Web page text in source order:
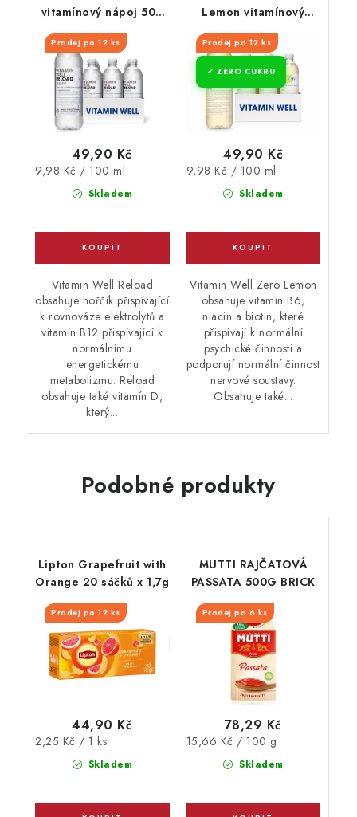
vitamínový nápoj 500
Prodej po 12 ks
Skladem
49,90 Kč
Měrná
9,98 Kč / 100 ml
Vitamin Well Reload
obsahuje hořčík přispívající
k rovnováze elektrolytů a
vitamín B12 přispívající k
normálnímu
energetickému
metabolizmu. Reload
obsahuje také vitamín D,
který...
Lemon vitamínový
Prodej po 12 ks
ZERO CUKRU
Skladem
49,90 Kč
Měrná
9,98 Kč / 100 ml
Vitamin Well Zero Lemon
obsahuje vitamin B6,
niacin a biotin, které
přispívají k normální
psychické činnosti a
podporují normální činnost
nervové soustavy.
Obsahuje také...
Podobné produkty
Lipton Grapefruit with
Orange 20 sáčků x 1,7g
Prodej po 12 ks
Skladem
44,90 Kč
Měrná
2,25 Kč / 1 ks
MUTTI RAJČATOVÁ
PASSATA 500G BRICK
Prodej po 6 ks
Skladem
78,29 Kč
Měrná
15,66 Kč / 100 g